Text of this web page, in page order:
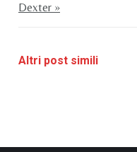
Dexter »
Altri post simili